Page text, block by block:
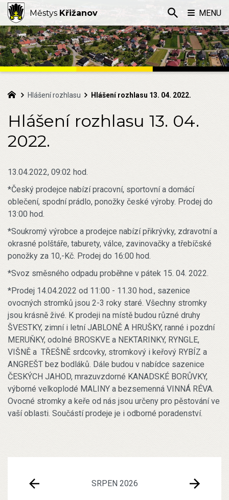
SRPEN 2026
Hlášení rozhlasu Hlášení rozhlasu 13. 04. 2022.
Hlášení rozhlasu 13. 04.
2022.
13.04.2022, 09:02 hod.
*Český prodejce nabízí pracovní, sportovní a domácí
oblečení, spodní prádlo, ponožky české výroby. Prodej do
13:00 hod.
*Soukromý výrobce a prodejce nabízí přikrývky, zdravotní a
okrasné polštáře, taburety, válce, zavinovačky a třebíčské
ponožky za 10,-Kč. Prodej do 16:00 hod.
*Svoz směsného odpadu proběhne v pátek 15. 04. 2022.
*Prodej 14.04.2022 od 11:00 - 11.30 hod., sazenice
ovocných stromků jsou 2-3 roky staré. Všechny stromky
jsou krásně živé. K prodeji na místě budou různé druhy
ŠVESTKY, zimní i letní JABLONĚ A HRUŠKY, ranné i pozdní
MERUŇKY, odolné BROSKVE a NEKTARINKY, RYNGLE,
VIŠNĚ a TŘEŠNĚ srdcovky, stromkový i keřový RYBÍZ a
ANGREŠT bez bodláků. Dále budou v nabídce sazenice
ČESKÝCH JAHOD, mrazuvzdorné KANADSKÉ BORŮVKY,
výborné velkoplodé MALINY a bezsemenná VINNÁ RÉVA.
Ovocné stromky a keře od nás jsou určeny pro pěstování ve
vaší oblasti. Součástí prodeje je i odborné poradenství.
Městys Křižanov MENU